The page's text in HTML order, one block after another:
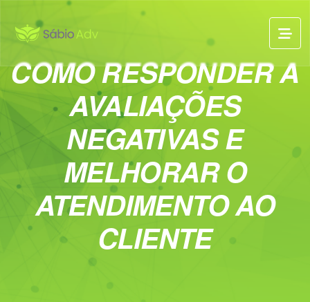
COMO RESPONDER A
AVALIAÇÕES
NEGATIVAS E
MELHORAR O
ATENDIMENTO AO
CLIENTE